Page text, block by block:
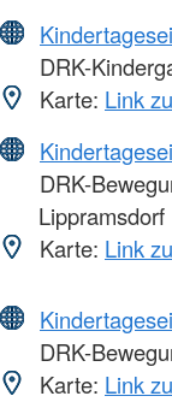
DRK-
Karte: Link
DRK-
Lippramsdorf
Karte: Link
DRK-
Karte: Link